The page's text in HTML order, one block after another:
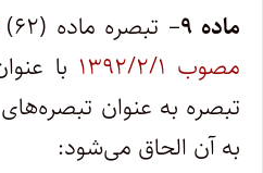
ماده ۹ – تبصره ماده (۶۲)
مصوب ۱۳۹۲/۲/۱
به آن الحاق می‌شود: